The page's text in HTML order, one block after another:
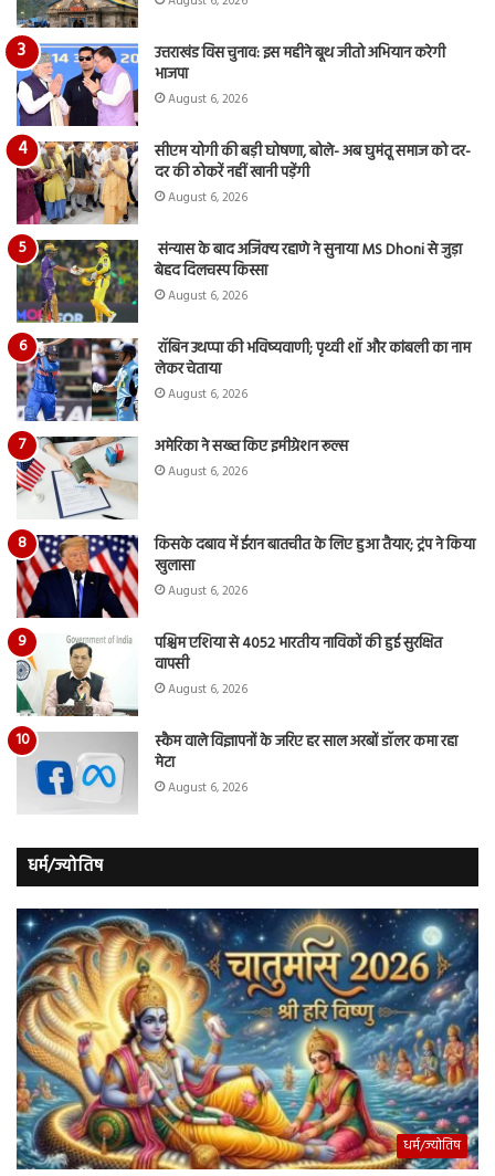
उत्तराखंड विस चुनाव: इस महीने बूथ जीतो अभियान करेगी
भाजपा
August 6, 2026
सीएम योगी की बड़ी घोषणा, बोले- अब घुमंतू समाज को दर-
दर की ठोकरें नहीं खानी पड़ेंगी
August 6, 2026
संन्यास के बाद अजिंक्‍य रहाणे ने सुनाया MS Dhoni से जुड़ा
बेहद दिलचस्प किस्सा
August 6, 2026
रॉबिन उथप्पा की भविष्यवाणी; पृथ्वी शॉ और कांबली का नाम
लेकर चेताया
August 6, 2026
अमेरिका ने सख्त किए इमीग्रेशन रूल्स
August 6, 2026
किसके दबाव में ईरान बातचीत के लिए हुआ तैयार; ट्रंप ने किया
खुलासा
August 6, 2026
पश्चिम एशिया से 4052 भारतीय नाविकों की हुई सुरक्षित
वापसी
August 6, 2026
स्कैम वाले विज्ञापनों के जरिए हर साल अरबों डॉलर कमा रहा
मेटा
August 6, 2026
धर्म/ज्योतिष
धर्म/ज्योतिष